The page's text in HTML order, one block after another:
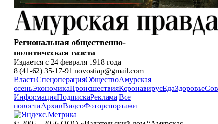
Региональная общественно-
политическая газета
Издается с 24 февраля 1918 года
8 (41-62) 35-17-91 novostiap@gmail.com
ВластьСпецоперацияОбществоАмурская
осеньЭкономикаПроисшествияКоронавирусЕдаЗдоровье
ИнформацияПодпискаРеклама|Все
новостиАрхивВидеоФоторепортажи